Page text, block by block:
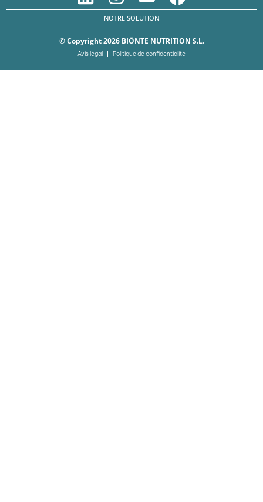
NOTRE SOLUTION
© Copyright 2026 BIŌNTE NUTRITION S.L.
Avis légal Politique de confidentialité